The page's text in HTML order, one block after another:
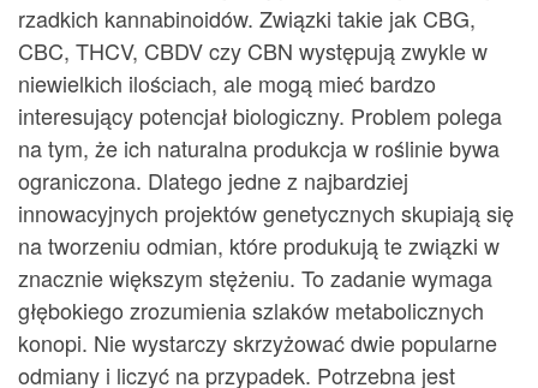
rzadkich kannabinoidów. Związki takie jak CBG,
CBC, THCV, CBDV czy CBN występują zwykle w
niewielkich ilościach, ale mogą mieć bardzo
interesujący potencjał biologiczny. Problem polega
na tym, że ich naturalna produkcja w roślinie bywa
ograniczona. Dlatego jedne z najbardziej
innowacyjnych projektów genetycznych skupiają się
na tworzeniu odmian, które produkują te związki w
znacznie większym stężeniu. To zadanie wymaga
głębokiego zrozumienia szlaków metabolicznych
konopi. Nie wystarczy skrzyżować dwie popularne
odmiany i liczyć na przypadek. Potrzebna jest